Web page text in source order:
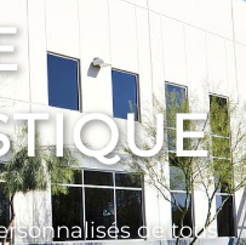
de tous